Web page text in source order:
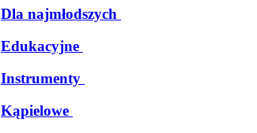
Dla najmłodszych
Edukacyjne
Instrumenty
Kąpielowe